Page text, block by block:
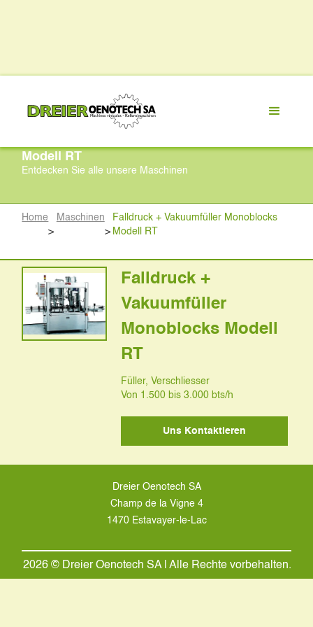
Modell RT
Entdecken Sie alle unsere Maschinen
Home
>
Maschinen
>
Falldruck + Vakuumfüller Monoblocks
Modell RT
Falldruck +
Vakuumfüller
Monoblocks Modell
RT
Füller, Verschliesser
Von 1.500 bis 3.000 bts/h
Uns Kontaktieren
Dreier Oenotech SA
Champ de la Vigne 4
1470 Estavayer-le-Lac
2026 © Dreier Oenotech SA | Alle Rechte vorbehalten.